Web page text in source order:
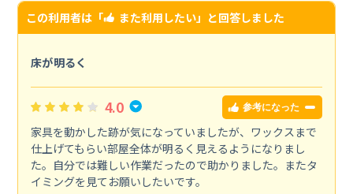
この利用者は「 また利用したい」と回答しました
床が明るく
4.0 参考になった
家具を動かした跡が気になっていましたが、ワックスまで
仕上げてもらい部屋全体が明るく見えるようになりまし
た。自分では難しい作業だったので助かりました。またタ
イミングを見てお願いしたいです。